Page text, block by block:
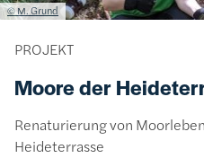
Lizenzinformationen einschließlich
© M. Grund
PROJEKT
Moore der
Renaturierung von
Heideterrasse